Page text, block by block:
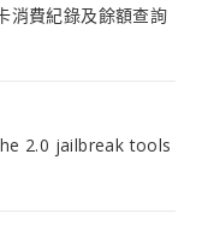
消費紀錄及餘額查詢
2.0 jailbreak tools